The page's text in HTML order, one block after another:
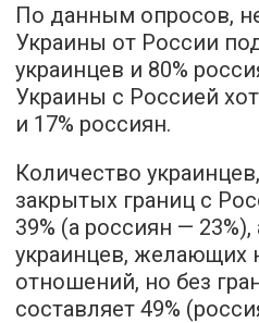
По данным опросов,
Украины от России
украинцев и 80%
Украины с Россией
и 17% россиян.
Количество
закрытых границ с
39% (а россиян —
украинцев, желающих
отношений, но без
составляет 49%